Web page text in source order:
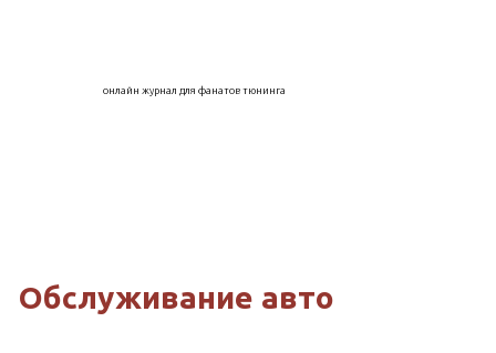
онлайн журнал для фанатов тюнинга
Обслуживание авто